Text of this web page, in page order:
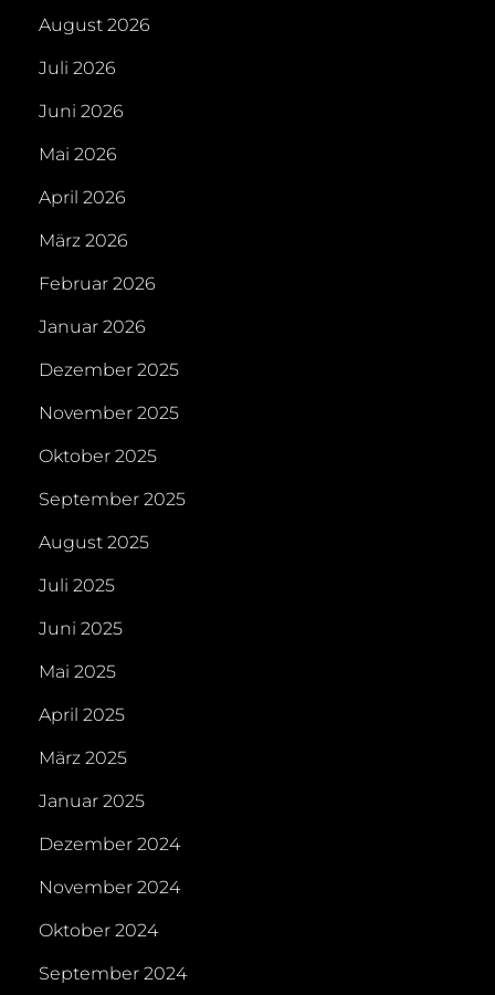
August 2026
Juli 2026
Juni 2026
Mai 2026
April 2026
März 2026
Februar 2026
Januar 2026
Dezember 2025
November 2025
Oktober 2025
September 2025
August 2025
Juli 2025
Juni 2025
Mai 2025
April 2025
März 2025
Januar 2025
Dezember 2024
November 2024
Oktober 2024
September 2024